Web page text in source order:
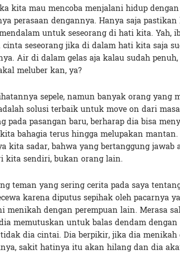
kita mau mencoba menjalani hidup
perasaan dengannya. Hanya saja
untuk seseorang di hati kita. Yah,
seseorang jika di dalam hati kita saja
Air di dalam gelas aja kalau sudah
meluber kan, ya?
sepele, namun banyak orang yang
solusi terbaik untuk move on dari
pada pasangan baru, berharap dia bisa
bahagia terus hingga melupakan
kita sadar, bahwa yang bertanggung
kita sendiri, bukan orang lain.
teman yang sering cerita pada saya
karena diputus sepihak oleh pacarnya
menikah dengan perempuan lain. Merasa
memutuskan untuk balas dendam
dia cintai. Dia berpikir, jika dia
sakit hatinya itu akan hilang dan dia